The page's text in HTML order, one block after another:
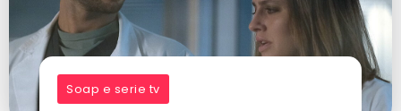
Soap e serie tv